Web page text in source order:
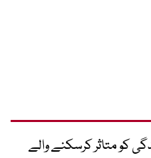
کو متاثر کرسکنے والے